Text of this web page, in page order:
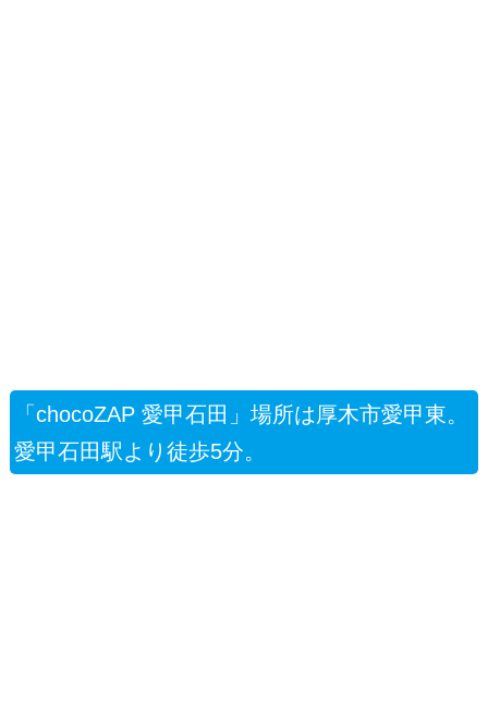
「chocoZAP 愛甲石田」場所は厚木市愛甲東。
愛甲石田駅より徒歩5分。